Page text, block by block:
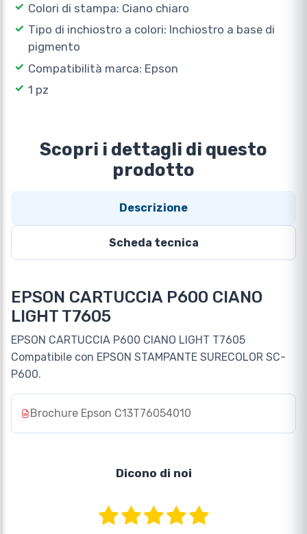
Colori di stampa: Ciano chiaro
Tipo di inchiostro a colori: Inchiostro a base di
pigmento
Compatibilità marca: Epson
1 pz
Scopri i dettagli di questo
prodotto
Descrizione
Scheda tecnica
EPSON CARTUCCIA P600 CIANO
LIGHT T7605
EPSON CARTUCCIA P600 CIANO LIGHT T7605
Compatibile con EPSON STAMPANTE SURECOLOR SC-
P600.
Brochure Epson C13T76054010
Dicono di noi